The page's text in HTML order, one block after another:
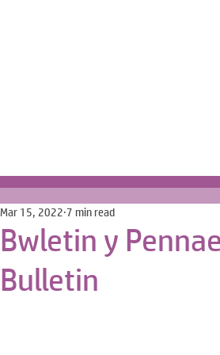
Bwletin y
Bulletin
Mar 15, 2022 7 min read